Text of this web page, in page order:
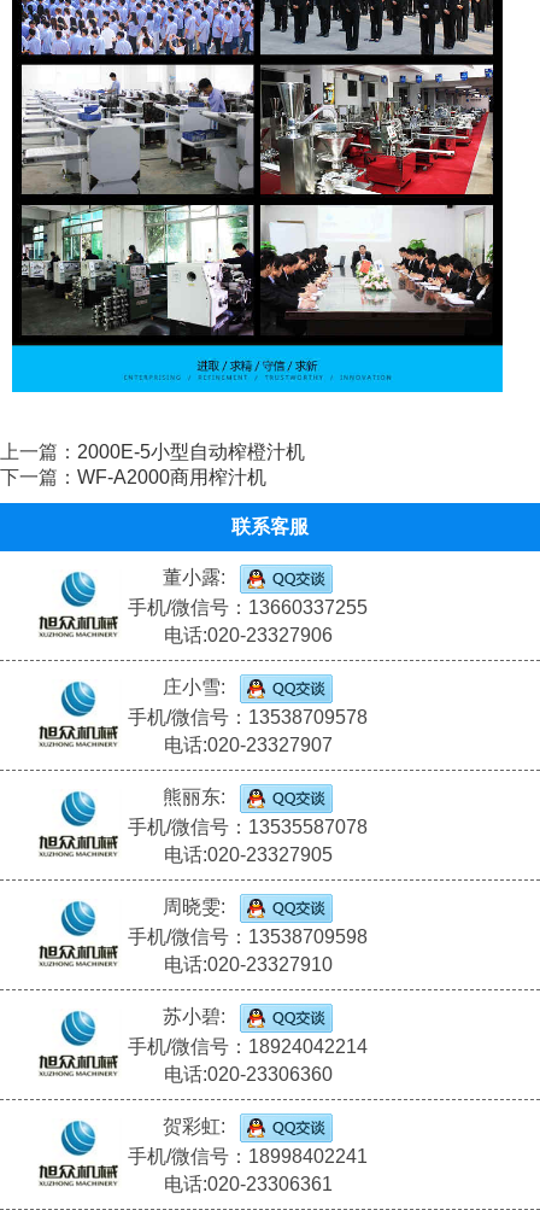
上一篇： 2000E-5小型自动榨橙汁机
下一篇： WF-A2000商用榨汁机
联系客服
董小露:
手机/微信号：13660337255
电话:020-23327906
庄小雪:
手机/微信号：13538709578
电话:020-23327907
熊丽东:
手机/微信号：13535587078
电话:020-23327905
周晓雯:
手机/微信号：13538709598
电话:020-23327910
苏小碧:
手机/微信号：18924042214
电话:020-23306360
贺彩虹:
手机/微信号：18998402241
电话:020-23306361